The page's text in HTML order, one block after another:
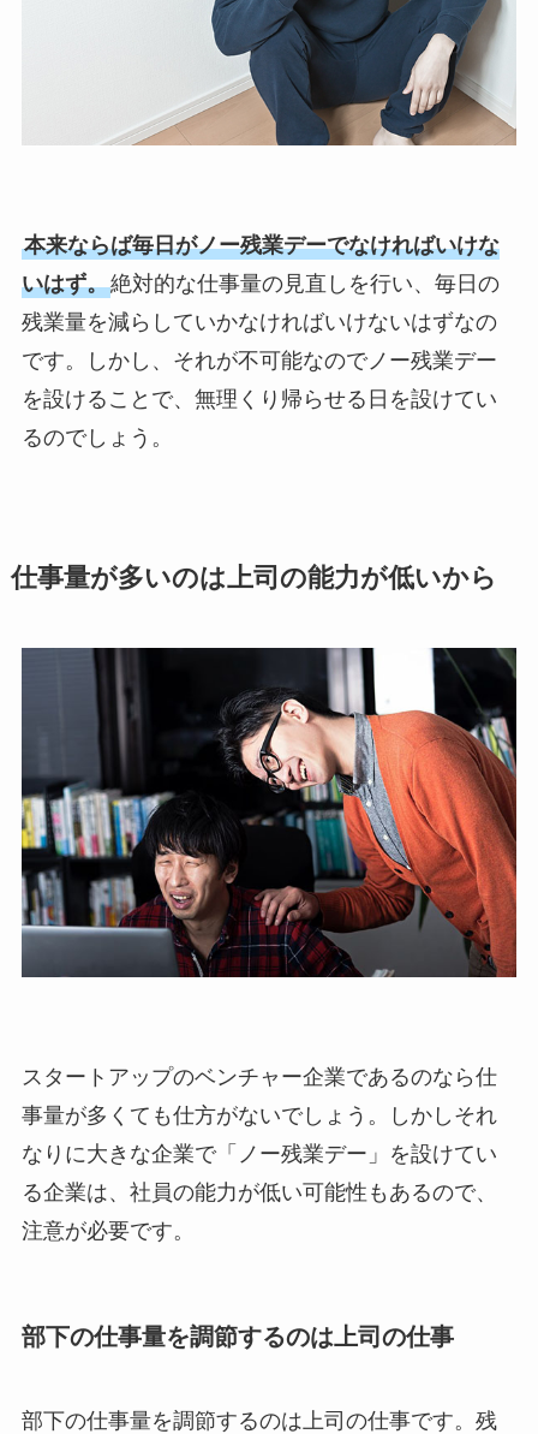
本来ならば毎日がノー残業デーでなければいけな
いはず。絶対的な仕事量の見直しを行い、毎日の
残業量を減らしていかなければいけないはずなの
です。しかし、それが不可能なのでノー残業デー
を設けることで、無理くり帰らせる日を設けてい
るのでしょう。
仕事量が多いのは上司の能力が低いから
スタートアップのベンチャー企業であるのなら仕
事量が多くても仕方がないでしょう。しかしそれ
なりに大きな企業で「ノー残業デー」を設けてい
る企業は、社員の能力が低い可能性もあるので、
注意が必要です。
部下の仕事量を調節するのは上司の仕事
部下の仕事量を調節するのは上司の仕事です。残